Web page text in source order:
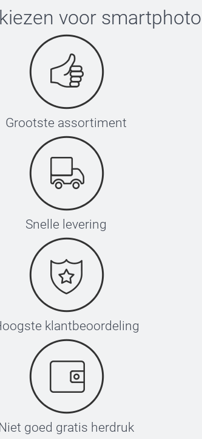
voor smartphoto
Grootste assortiment
Snelle levering
klantbeoordeling
Niet goed gratis herdruk